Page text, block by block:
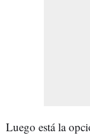
Luego está la